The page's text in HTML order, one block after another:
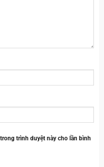
trình duyệt này cho lần bình